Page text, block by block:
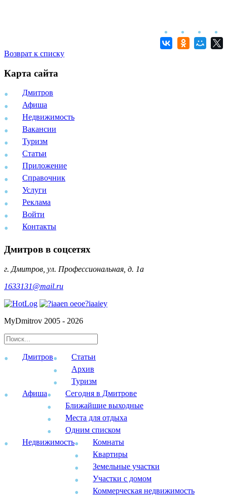
Возврат к списку
Карта сайта
Дмитров
Афиша
Недвижимость
Вакансии
Туризм
Статьи
Приложение
Справочник
Услуги
Реклама
Войти
Контакты
Дмитров в соцсетях
г. Дмитров, ул. Профессиональная, д. 1а
1633131@mail.ru
MyDmitrov 2005 - 2026
Дмитров
Статьи
Архив
Туризм
Афиша
Сегодня в Дмитрове
Ближайшие выходные
Места для отдыха
Одним списком
Недвижимость
Комнаты
Квартиры
Земельные участки
Участки с домом
Коммерческая недвижимость